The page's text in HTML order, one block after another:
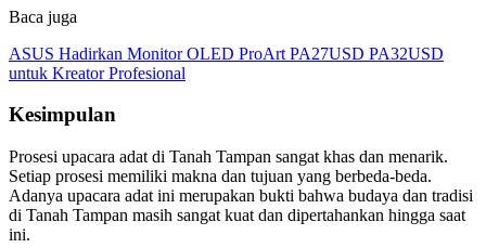
Baca juga
ASUS Hadirkan Monitor OLED ProArt PA27USD PA32USD
untuk Kreator Profesional
Kesimpulan
Prosesi upacara adat di Tanah Tampan sangat khas dan menarik.
Setiap prosesi memiliki makna dan tujuan yang berbeda-beda.
Adanya upacara adat ini merupakan bukti bahwa budaya dan tradisi
di Tanah Tampan masih sangat kuat dan dipertahankan hingga saat
ini.